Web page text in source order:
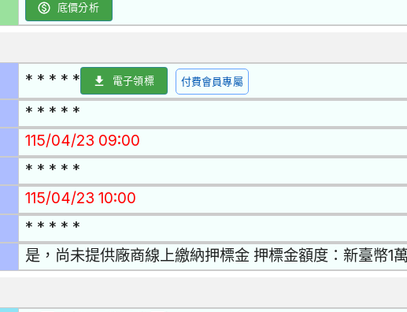
底價分析
* * * * * 電子領標 付費會員專屬
* * * * *
115/04/23 09:00
* * * * *
115/04/23 10:00
* * * * *
是，尚未提供廠商線上繳納押標金 押標金額度：新臺幣1